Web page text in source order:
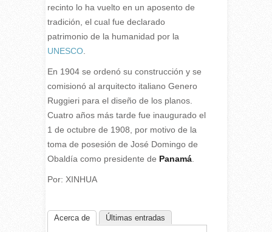
recinto lo ha vuelto en un aposento de
tradición, el cual fue declarado
patrimonio de la humanidad por la
UNESCO.
En 1904 se ordenó su construcción y se
comisionó al arquitecto italiano Genero
Ruggieri para el diseño de los planos.
Cuatro años más tarde fue inaugurado el
1 de octubre de 1908, por motivo de la
toma de posesión de José Domingo de
Obaldía como presidente de Panamá.
Por: XINHUA
Acerca de Últimas entradas